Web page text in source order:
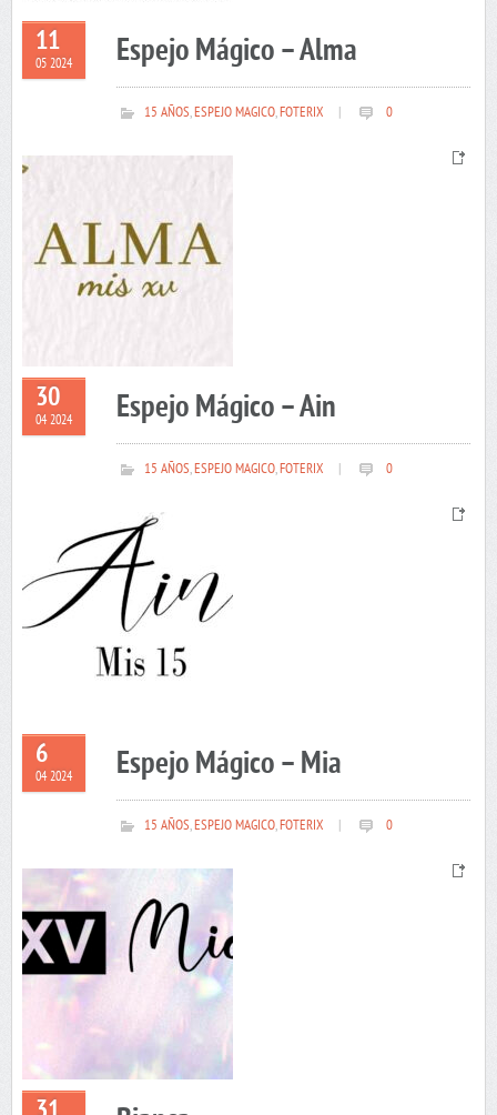
11
05 2024 Espejo Mágico – Alma
15 AÑOS,ESPEJO MAGICO,FOTERIX 0
30
04 2024 Espejo Mágico – Ain
15 AÑOS,ESPEJO MAGICO,FOTERIX 0
6
04 2024 Espejo Mágico – Mia
15 AÑOS,ESPEJO MAGICO,FOTERIX 0